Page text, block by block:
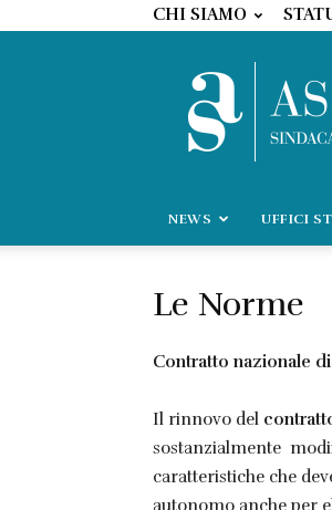
CHI SIAMO
NEWS UFFICI
Le Norme
Contratto nazionale
Il rinnovo del
sostanzialmente
caratteristiche che
autonomo anche per